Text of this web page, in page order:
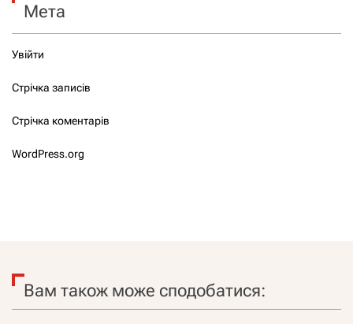
Мета
Увійти
Стрічка записів
Стрічка коментарів
WordPress.org
Вам також може сподобатися: